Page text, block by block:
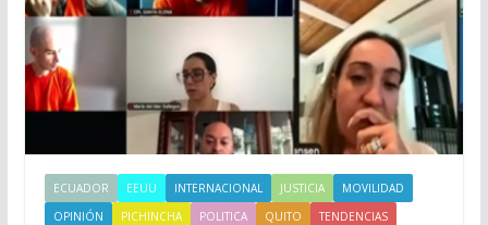
ECUADOR EEUU INTERNACIONAL JUSTICIA
MOVILIDAD
OPINIÓN
PICHINCHA POLITICA QUITO TENDENCIAS